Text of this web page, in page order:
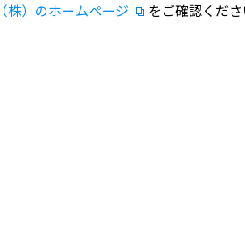
株）のホームページ をご確認くださ